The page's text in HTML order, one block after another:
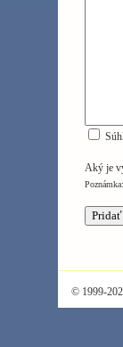
Aký je
© 1999-